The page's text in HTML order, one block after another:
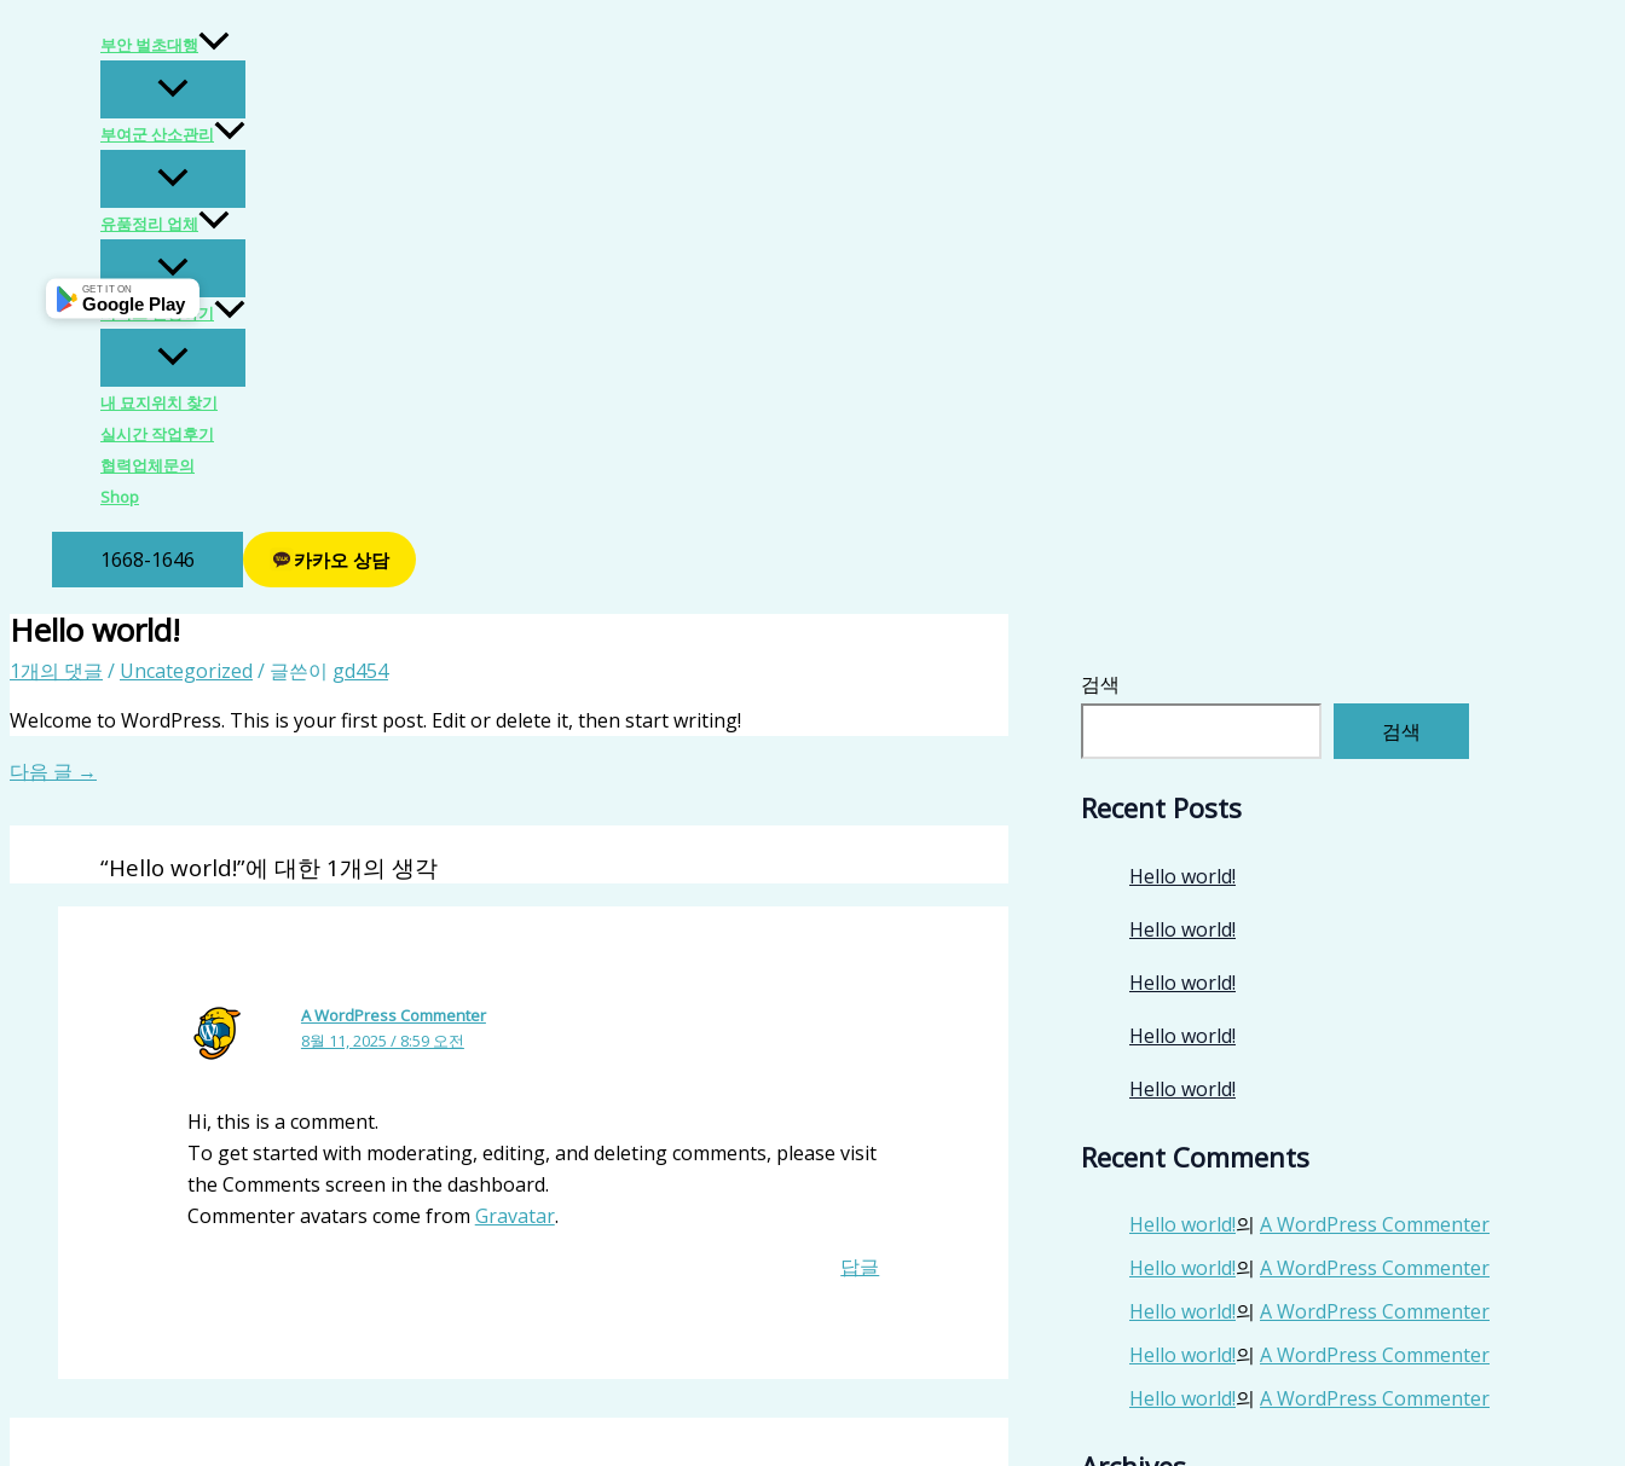
부안 벌초대행
부여군 산소관리
유품정리 업체
서비스 신청하기
내 묘지위치 찾기
실시간 작업후기
협력업체문의
Shop
1668-1646 카카오 상담
GET IT ON
Google Play
Hello world!
1개의 댓글 / Uncategorized / 글쓴이 gd454
Welcome to WordPress. This is your first post. Edit or delete it, then start writing!
다음 글 →
“Hello world!”에 대한 1개의 생각
A WordPress Commenter
8월 11, 2025 / 8:59 오전
Hi, this is a comment.
To get started with moderating, editing, and deleting comments, please visit
the Comments screen in the dashboard.
Commenter avatars come from Gravatar.
답글
기
력
세
요...
름
메
사
검색
검색
Recent Posts
Hello world!
Hello world!
Hello world!
Hello world!
Hello world!
Recent Comments
Hello world!의 A WordPress Commenter
Hello world!의 A WordPress Commenter
Hello world!의 A WordPress Commenter
Hello world!의 A WordPress Commenter
Hello world!의 A WordPress Commenter